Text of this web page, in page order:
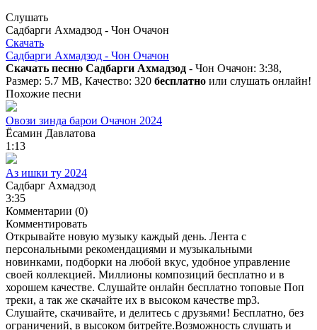
Слушать
Садбарги Ахмадзод - Чон Очачон
Скачать
Садбарги Ахмадзод - Чон Очачон
Скачать песню Садбарги Ахмадзод - Чон Очачон: 3:38,
Размер: 5.7 MB, Качество: 320 бесплатно или слушать онлайн!
Похожие песни
Овози зинда барои Очачон 2024
Ёсамин Давлатова
1:13
Аз ишки ту 2024
Садбарг Ахмадзод
3:35
Комментарии (0)
Комментировать
Открывайте новую музыку каждый день. Лента с
персональными рекомендациями и музыкальными
новинками, подборки на любой вкус, удобное управление
своей коллекцией. Миллионы композиций бесплатно и в
хорошем качестве. Слушайте онлайн бесплатно топовые Поп
треки, а так же скачайте их в высоком качестве mp3.
Слушайте, скачивайте, и делитесь с друзьями! Бесплатно, без
ограничений, в высоком битрейте.Возможность слушать и